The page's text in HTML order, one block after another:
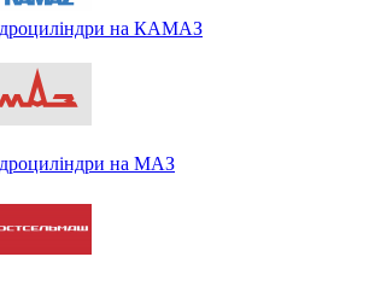
на КАМАЗ
на МАЗ